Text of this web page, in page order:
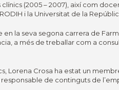
(2005 – 2007), així com
i la Universitat de la
en la seva segona carrera de
a més de treballar com a
Lorena Crosa ha estat un
responsable de continguts de